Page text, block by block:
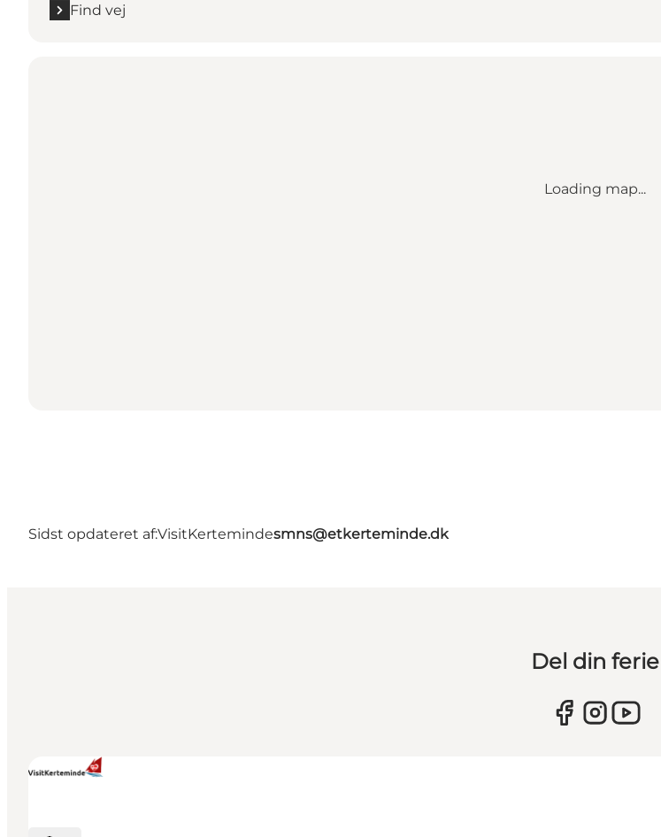
Find vej
Loading map...
Sidst opdateret af:VisitKertemindesmns@etkerteminde.dk
Del din ferie